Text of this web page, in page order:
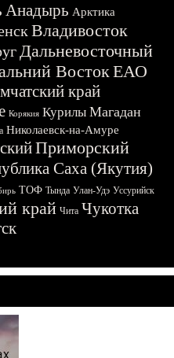
Анадырь Арктика
Владивосток
Дальневосточный
ВостокЕАО
край
Корякия Курилы Магадан
Николаевск-на-Амуре
Приморский
Саха (Якутия)
ТОФ Тында Улан-Удэ Уссурийск
край Чита Чукотка